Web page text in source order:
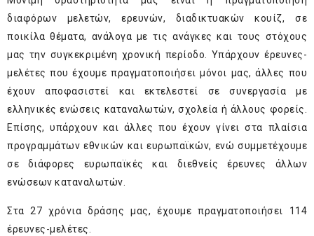
διαφόρων μελετών, ερευνών, διαδικτυακών κουίζ, σε
ποικίλα θέματα, ανάλογα με τις ανάγκες και τους στόχους
μας την συγκεκριμένη χρονική περίοδο. Υπάρχουν έρευνες-
μελέτες που έχουμε πραγματοποιήσει μόνοι μας, άλλες που
έχουν αποφασιστεί και εκτελεστεί σε συνεργασία με
ελληνικές ενώσεις καταναλωτών, σχολεία ή άλλους φορείς.
Επίσης, υπάρχουν και άλλες που έχουν γίνει στα πλαίσια
προγραμμάτων εθνικών και ευρωπαϊκών, ενώ συμμετέχουμε
σε διάφορες ευρωπαϊκές και διεθνείς έρευνες άλλων
ενώσεων καταναλωτών.
Στα 27 χρόνια δράσης μας, έχουμε πραγματοποιήσει 114
έρευνες-μελέτες.